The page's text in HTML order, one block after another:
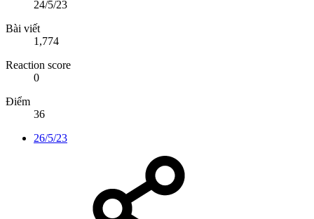
24/5/23
Bài viết
1,774
Reaction score
0
Điểm
36
26/5/23